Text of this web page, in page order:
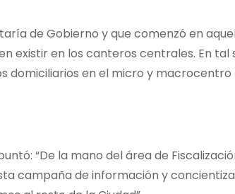
de Gobierno y que comenzó en
existir en los canteros centrales. En tal
en el micro y macrocentro
“De la mano del área de
campaña de información y